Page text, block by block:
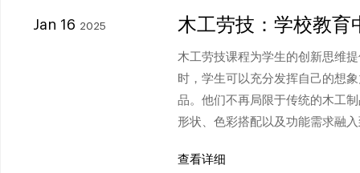
Jan 16 2025 木工劳技：学校教育
木工劳技课程为学生的创新思维
时，学生可以充分发挥自己的想
品。他们不再局限于传统的木工
形状、色彩搭配以及功能需求融
查看详细